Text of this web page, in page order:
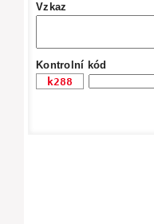
Vzkaz
Kontrolní kód